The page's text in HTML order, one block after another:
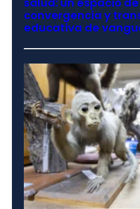
convergencia y
educativa de